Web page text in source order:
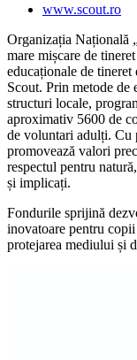
www.scout.ro
Organizația Națională
mare mișcare de
educaționale de
Scout. Prin metode de
structuri locale,
aproximativ 5600 de
de voluntari adulți. Cu
promovează valori
respectul pentru
și implicați.
Fondurile sprijină
inovatoare pentru
protejarea mediului și